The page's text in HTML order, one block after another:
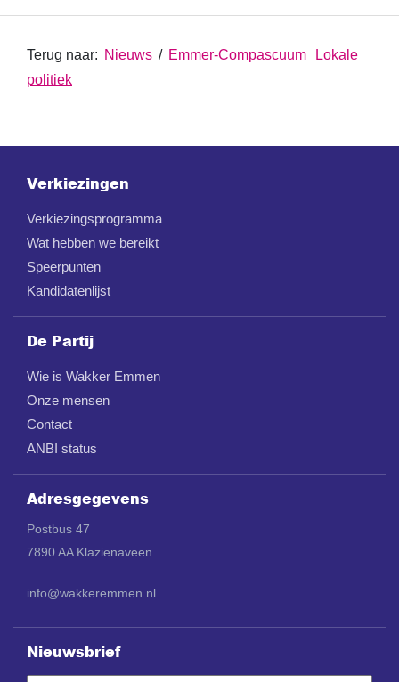
Terug naar: Nieuws / Emmer-Compascuum
Lokale
politiek
Verkiezingen
Verkiezingsprogramma
Wat hebben we bereikt
Speerpunten
Kandidatenlijst
De Partij
Wie is Wakker Emmen
Onze mensen
Contact
ANBI status
Adresgegevens
Postbus 47
7890 AA Klazienaveen
info@wakkeremmen.nl
Nieuwsbrief